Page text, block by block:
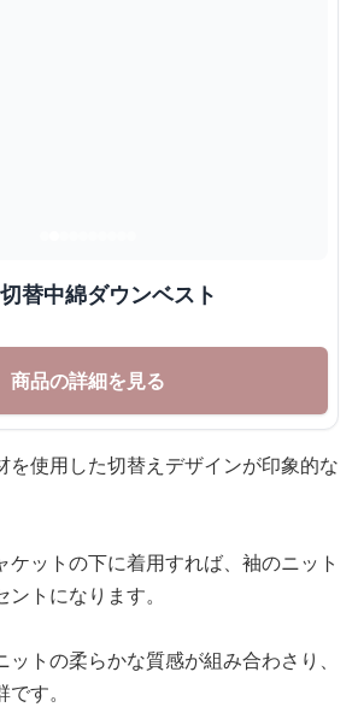
替中綿ダウンベスト
商品の詳細を見る
を使用した切替えデザインが印象的な
ケットの下に着用すれば、袖のニット
トになります。
トの柔らかな質感が組み合わさり、
す。